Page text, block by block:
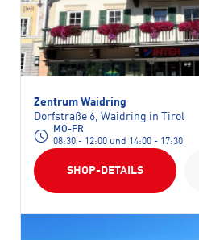
Zentrum Waidring
Dorfstraße 6, Waidring in Tirol
MO-FR
08:30 - 12:00 und 14:00 - 17:30
SHOP-DETAILS